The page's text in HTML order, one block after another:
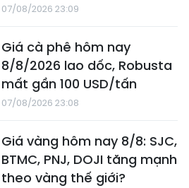
07/08/2026 23:09
Giá cà phê hôm nay
8/8/2026 lao dốc, Robusta
mất gần 100 USD/tấn
07/08/2026 23:08
Giá vàng hôm nay 8/8: SJC,
BTMC, PNJ, DOJI tăng mạnh
theo vàng thế giới?